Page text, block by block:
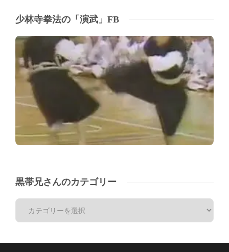
少林寺拳法の「演武」FB
黒帯兄さんのカテゴリー